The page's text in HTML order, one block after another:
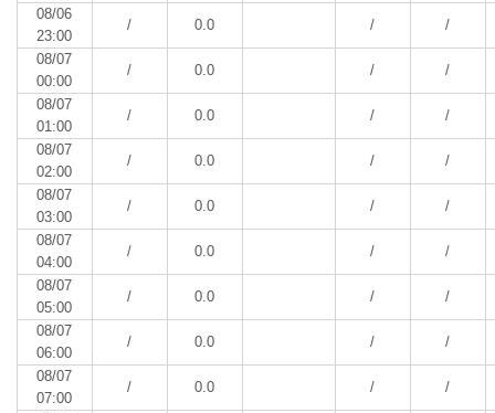
08/06
23:00
/ 0.0 / /
08/07
00:00
/ 0.0 / /
08/07
01:00
/ 0.0 / /
08/07
02:00
/ 0.0 / /
08/07
03:00
/ 0.0 / /
08/07
04:00
/ 0.0 / /
08/07
05:00
/ 0.0 / /
08/07
06:00
/ 0.0 / /
08/07
07:00
/ 0.0 / /